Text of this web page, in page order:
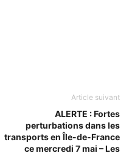
Article suivant
ALERTE : Fortes
perturbations dans les
transports en Île-de-France
ce mercredi 7 mai – Les